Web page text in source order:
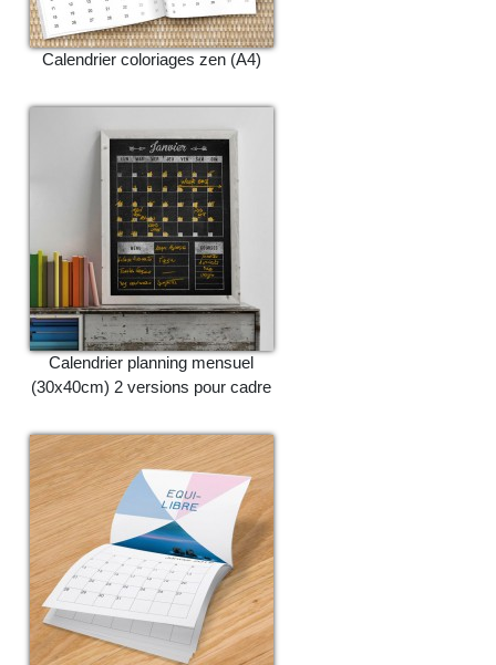
Calendrier coloriages zen (A4)
Calendrier planning mensuel
(30x40cm) 2 versions pour cadre